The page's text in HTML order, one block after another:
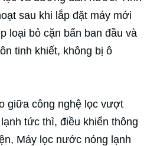
sau khi lắp đặt máy mới
loại bỏ cặn bẩn ban đầu và
tinh khiết, không bị ô
giữa công nghệ lọc vượt
tức thì, điều khiển thông
Máy lọc nước nóng lạnh